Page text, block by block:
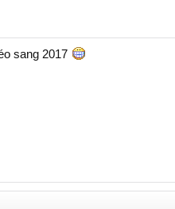
sang 2017